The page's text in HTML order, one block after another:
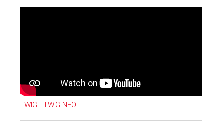
TWIG - TWIG NEO